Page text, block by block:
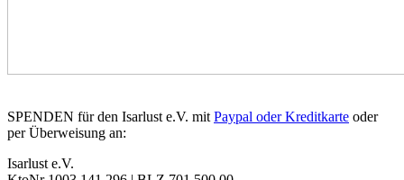
SPENDEN für den Isarlust e.V. mit Paypal oder Kreditkarte oder
per Überweisung an:
Isarlust e.V.